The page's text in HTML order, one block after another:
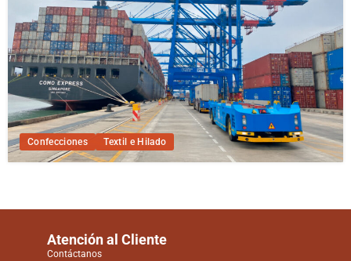
Confecciones Textil e Hilado
Atención al Cliente
Contáctanos